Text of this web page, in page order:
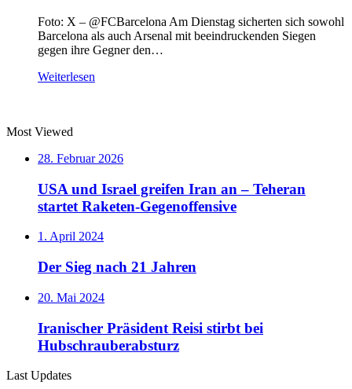
Foto: X – @FCBarcelona Am Dienstag sicherten sich sowohl
Barcelona als auch Arsenal mit beeindruckenden Siegen
gegen ihre Gegner den…
Weiterlesen
Most Viewed
28. Februar 2026
USA und Israel greifen Iran an – Teheran
startet Raketen-Gegenoffensive
1. April 2024
Der Sieg nach 21 Jahren
20. Mai 2024
Iranischer Präsident Reisi stirbt bei
Hubschrauberabsturz
Last Updates